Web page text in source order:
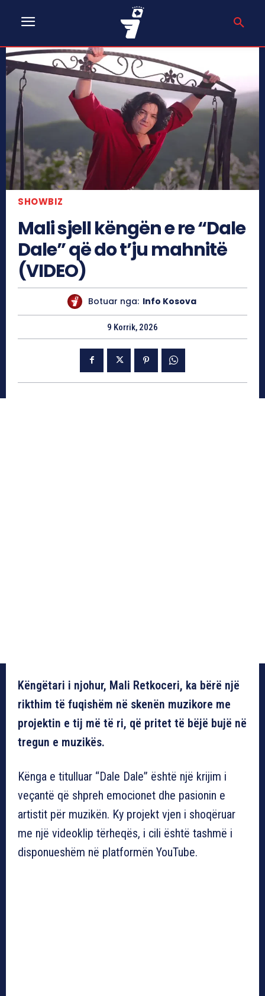
SHOWBIZ
Mali sjell këngën e re “Dale
Dale” që do t’ju mahnitë
(VIDEO)
Botuar nga: Info Kosova
9 Korrik, 2026
Këngëtari i njohur, Mali Retkoceri, ka bërë një
rikthim të fuqishëm në skenën muzikore me
projektin e tij më të ri, që pritet të bëjë bujë në
tregun e muzikës.
Kënga e titulluar “Dale Dale” është një krijim i
veçantë që shpreh emocionet dhe pasionin e
artistit për muzikën. Ky projekt vjen i shoqëruar
me një videoklip tërheqës, i cili është tashmë i
disponueshëm në platformën YouTube.